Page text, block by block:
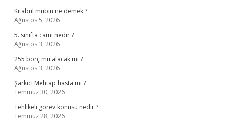
Kitabul mubin ne demek ?
Ağustos 5, 2026
5. sınıfta cami nedir ?
Ağustos 3, 2026
255 borç mu alacak mı ?
Ağustos 3, 2026
Şarkıcı Mehtap hasta mı ?
Temmuz 30, 2026
Tehlikeli görev konusu nedir ?
Temmuz 28, 2026